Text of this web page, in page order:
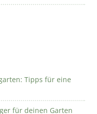
Tipps für eine
für deinen Garten